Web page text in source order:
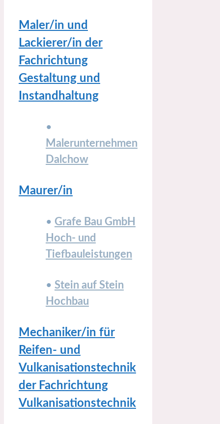
Maler/in und
Lackierer/in der
Fachrichtung
Gestaltung und
Instandhaltung
•
Malerunternehmen
Dalchow
Maurer/in
• Grafe Bau GmbH
Hoch- und
Tiefbauleistungen
• Stein auf Stein
Hochbau
Mechaniker/in für
Reifen- und
Vulkanisationstechnik
der Fachrichtung
Vulkanisationstechnik